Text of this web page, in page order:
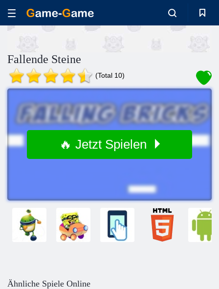
Fallende Steine
(Total 10)
🔥 Jetzt Spielen
Ähnliche Spiele Online